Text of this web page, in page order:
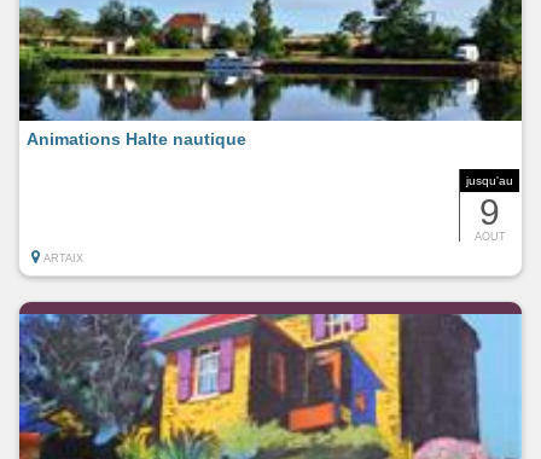
jusqu'au
9
AOUT
Animations Halte nautique
ARTAIX